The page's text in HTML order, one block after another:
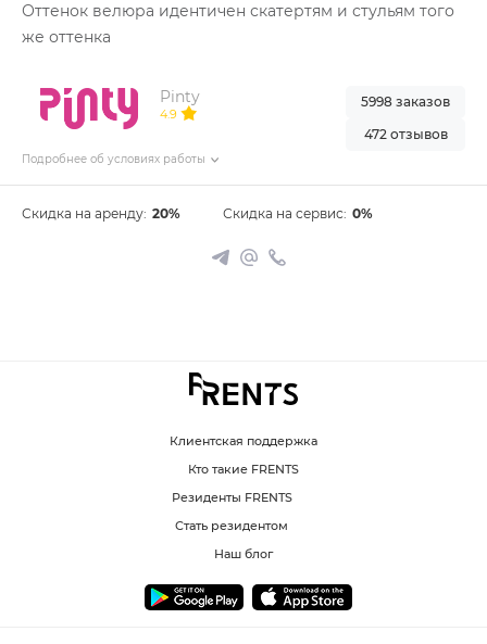
Оттенок велюра идентичен скатертям и стульям того
же оттенка
Pinty
4.9
Подробнее об условиях работы
5998 заказов
472 отзывов
Скидка на аренду: 20% Скидка на сервис: 0%
Клиентская поддержка
Кто такие FRENTS
Резиденты FRENTS
Стать резидентом
Наш блог